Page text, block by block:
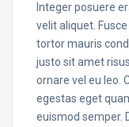
Integer posuere
velit aliquet.
tortor mauris
justo sit amet
ornare vel eu leo.
egestas eget
euismod semper.